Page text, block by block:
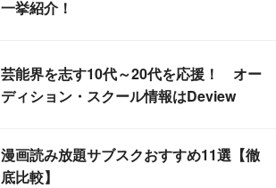
一挙紹介！
芸能界を志す10代～20代を応援！ オー
ディション・スクール情報はDeview
漫画読み放題サブスクおすすめ11選【徹
底比較】